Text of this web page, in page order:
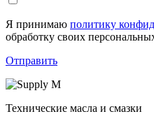
Я принимаю политику
обработку своих
Отправить
Технические масла и смазки